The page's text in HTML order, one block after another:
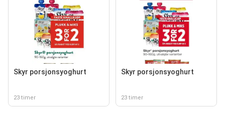
Skyr porsjonsyoghurt
23 timer
Skyr porsjonsyoghurt
23 timer